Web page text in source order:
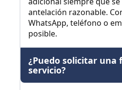
antelación razonable.
WhatsApp, teléfono o
posible.
¿Puedo solicitar una
servicio?